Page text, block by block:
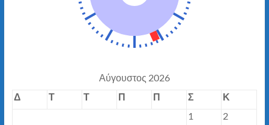
Αύγουστος 2026
Δ
Τ Τ Π Π Σ
Κ
1
2